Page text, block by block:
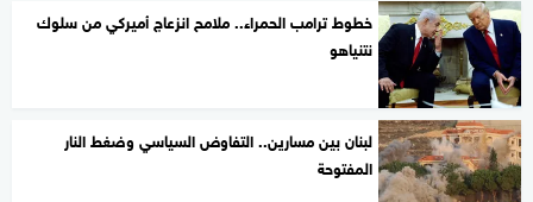
خطوط ترامب الحمراء.. ملامح انزعاج أميركي من سلوك
نتنياهو
لبنان بين مسارين.. التفاوض السياسي وضغط النار
المفتوحة